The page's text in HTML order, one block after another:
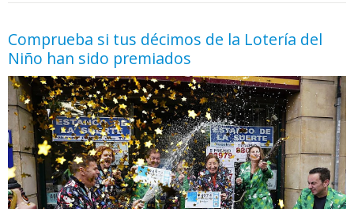
Comprueba si tus décimos de la Lotería del
Niño han sido premiados